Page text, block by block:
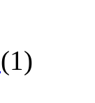
(1)